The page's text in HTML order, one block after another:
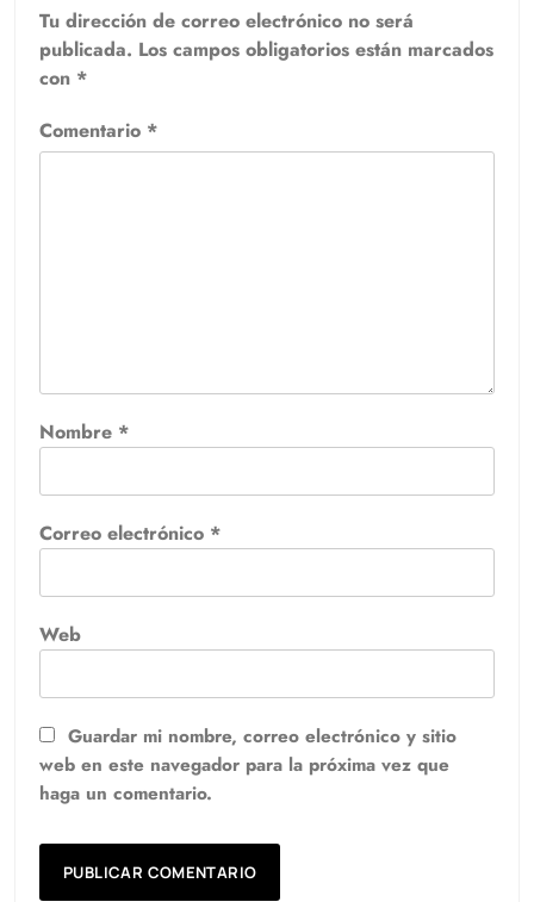
Tu dirección de correo electrónico no será
publicada. Los campos obligatorios están marcados
con *
Comentario *
Nombre *
Correo electrónico *
Web
Guardar mi nombre, correo electrónico y sitio
web en este navegador para la próxima vez que
haga un comentario.